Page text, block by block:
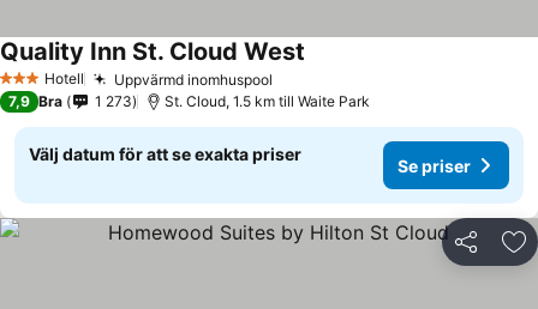
3 StjärnorHotell Uppvärmd inomhuspool
Quality Inn St. Cloud West
7,9 Bra 1 273 St. Cloud, 1.5 km till Waite Park
Välj datum för att se exakta priser
Se priser
Dela